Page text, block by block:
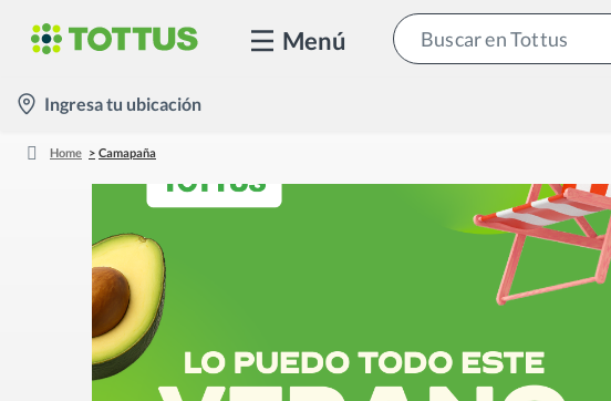
Menú
location-
Ingresa tu ubicación
Home Camapaña